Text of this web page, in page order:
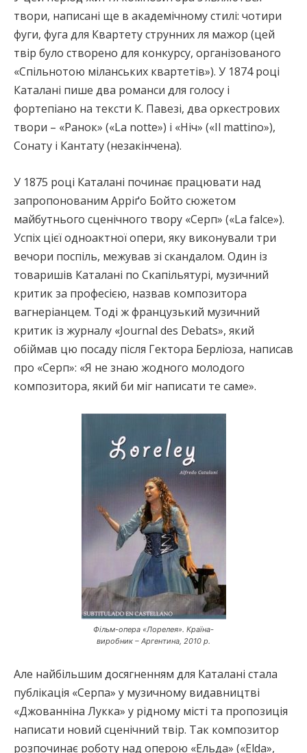
твори, написані ще в академічному стилі: чотири
фуги, фуга для Квартету струнних ля мажор (цей
твір було створено для конкурсу, організованого
«Спільнотою міланських квартетів»). У 1874 році
Каталані пише два романси для голосу і
фортепіано на тексти К. Павезі, два оркестрових
твори – «Ранок» («La notte») і «Ніч» («Il mattino»),
Сонату і Кантату (незакінчена).
У 1875 році Каталані починає працювати над
запропонованим Арріґо Бойто сюжетом
майбутнього сценічного твору «Серп» («La falce»).
Успіх цієї одноактної опери, яку виконували три
вечори поспіль, межував зі скандалом. Один із
товаришів Каталані по Скапільятурі, музичний
критик за професією, назвав композитора
вагнеріанцем. Тоді ж французький музичний
критик із журналу «Journal des Debats», який
обіймав цю посаду після Гектора Берліоза, написав
про «Серп»: «Я не знаю жодного молодого
композитора, який би міг написати те саме».
Фільм-опера «Лорелея». Країна-
виробник – Аргентина, 2010 р.
Але найбільшим досягненням для Каталані стала
публікація «Серпа» у музичному видавництві
«Джованніна Лукка» у рідному місті та пропозиція
написати новий сценічний твір. Так композитор
розпочинає роботу над оперою «Ельда» («Elda»,